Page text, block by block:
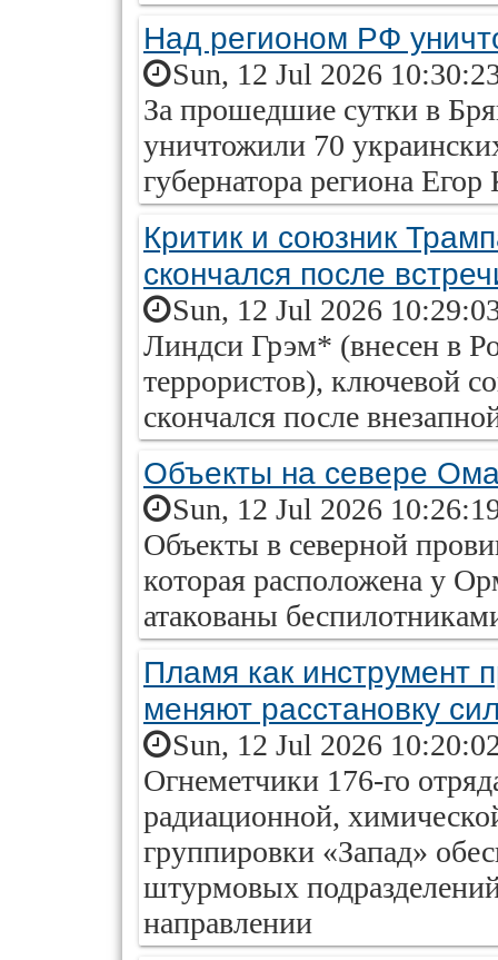
Над регионом РФ
Sun, 12 Jul 2026
За прошедшие сутки в
уничтожили 70
губернатора региона Егор
Критик и союзник
скончался после
Sun, 12 Jul 2026
Линдси Грэм* (внесен в
террористов), ключевой
скончался после
Объекты на севере
Sun, 12 Jul 2026
Объекты в северной
которая расположена у
атакованы
Пламя как инструмент
меняют расстановку
Sun, 12 Jul 2026
Огнеметчики 176-го
радиационной,
группировки «Запад»
штурмовых
направлении